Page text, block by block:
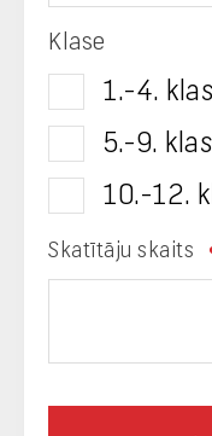
Klase
1.-4.
5.-9.
10.-12.
Skatītāju skaits
Izvēlies
datu
pastā.